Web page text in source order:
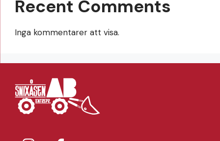
Recent Comments
Inga kommentarer att visa.